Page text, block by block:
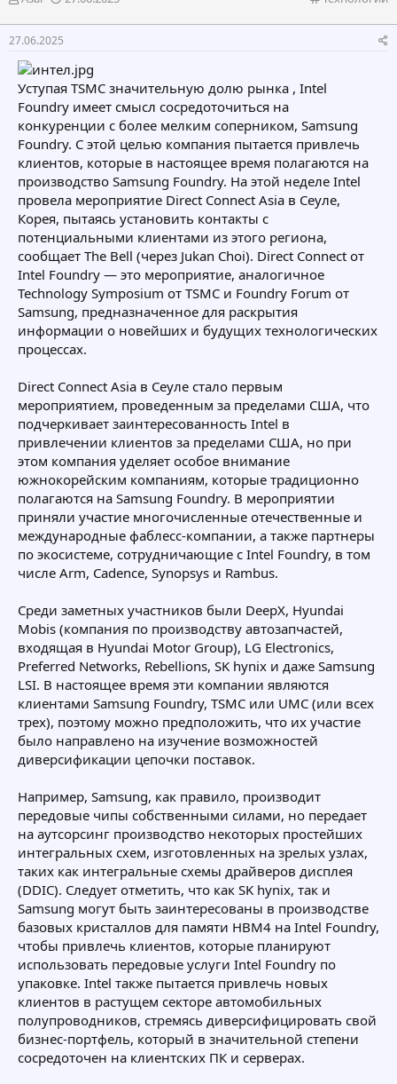
т
р
я
т
о
р
т
е
м
ы
т
а
ч
а
л
а
27.06.2025
Уступая TSMC значительную долю рынка , Intel
Foundry имеет смысл сосредоточиться на
конкуренции с более мелким соперником, Samsung
Foundry. С этой целью компания пытается привлечь
клиентов, которые в настоящее время полагаются на
производство Samsung Foundry. На этой неделе Intel
провела мероприятие Direct Connect Asia в Сеуле,
Корея, пытаясь установить контакты с
потенциальными клиентами из этого региона,
сообщает The Bell (через Jukan Choi). Direct Connect от
Intel Foundry — это мероприятие, аналогичное
Technology Symposium от TSMC и Foundry Forum от
Samsung, предназначенное для раскрытия
информации о новейших и будущих технологических
процессах.
Direct Connect Asia в Сеуле стало первым
мероприятием, проведенным за пределами США, что
подчеркивает заинтересованность Intel в
привлечении клиентов за пределами США, но при
этом компания уделяет особое внимание
южнокорейским компаниям, которые традиционно
полагаются на Samsung Foundry. В мероприятии
приняли участие многочисленные отечественные и
международные фаблесс-компании, а также партнеры
по экосистеме, сотрудничающие с Intel Foundry, в том
числе Arm, Cadence, Synopsys и Rambus.
Среди заметных участников были DeepX, Hyundai
Mobis (компания по производству автозапчастей,
входящая в Hyundai Motor Group), LG Electronics,
Preferred Networks, Rebellions, SK hynix и даже Samsung
LSI. В настоящее время эти компании являются
клиентами Samsung Foundry, TSMC или UMC (или всех
трех), поэтому можно предположить, что их участие
было направлено на изучение возможностей
диверсификации цепочки поставок.
Например, Samsung, как правило, производит
передовые чипы собственными силами, но передает
на аутсорсинг производство некоторых простейших
интегральных схем, изготовленных на зрелых узлах,
таких как интегральные схемы драйверов дисплея
(DDIC). Следует отметить, что как SK hynix, так и
Samsung могут быть заинтересованы в производстве
базовых кристаллов для памяти HBM4 на Intel Foundry,
чтобы привлечь клиентов, которые планируют
использовать передовые услуги Intel Foundry по
упаковке. Intel также пытается привлечь новых
клиентов в растущем секторе автомобильных
полупроводников, стремясь диверсифицировать свой
бизнес-портфель, который в значительной степени
сосредоточен на клиентских ПК и серверах.